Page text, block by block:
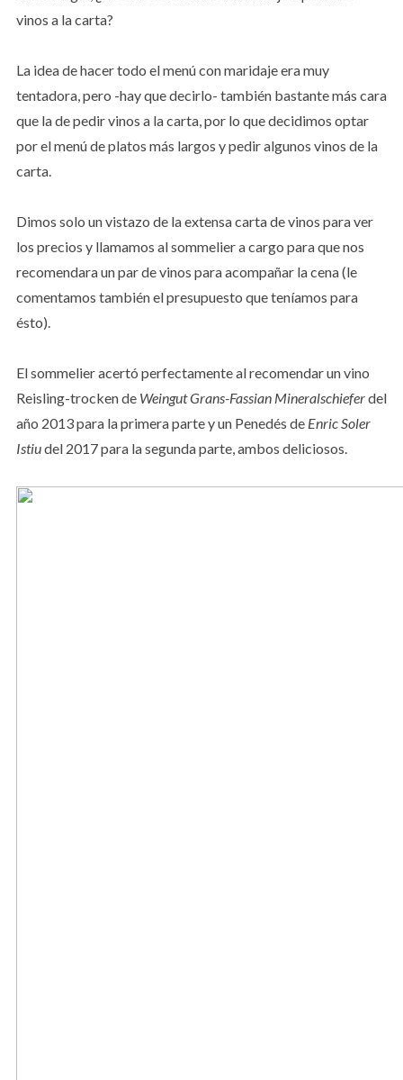
vinos a la carta?
La idea de hacer todo el menú con maridaje era muy
tentadora, pero -hay que decirlo- también bastante más cara
que la de pedir vinos a la carta, por lo que decidimos optar
por el menú de platos más largos y pedir algunos vinos de la
carta.
Dimos solo un vistazo de la extensa carta de vinos para ver
los precios y llamamos al sommelier a cargo para que nos
recomendara un par de vinos para acompañar la cena (le
comentamos también el presupuesto que teníamos para
ésto).
El sommelier acertó perfectamente al recomendar un vino
Reisling-trocken de Weingut Grans-Fassian Mineralschieferdel
año 2013 para la primera parte y un Penedés deEnric Soler
Istiudel 2017 para la segunda parte, ambos deliciosos.